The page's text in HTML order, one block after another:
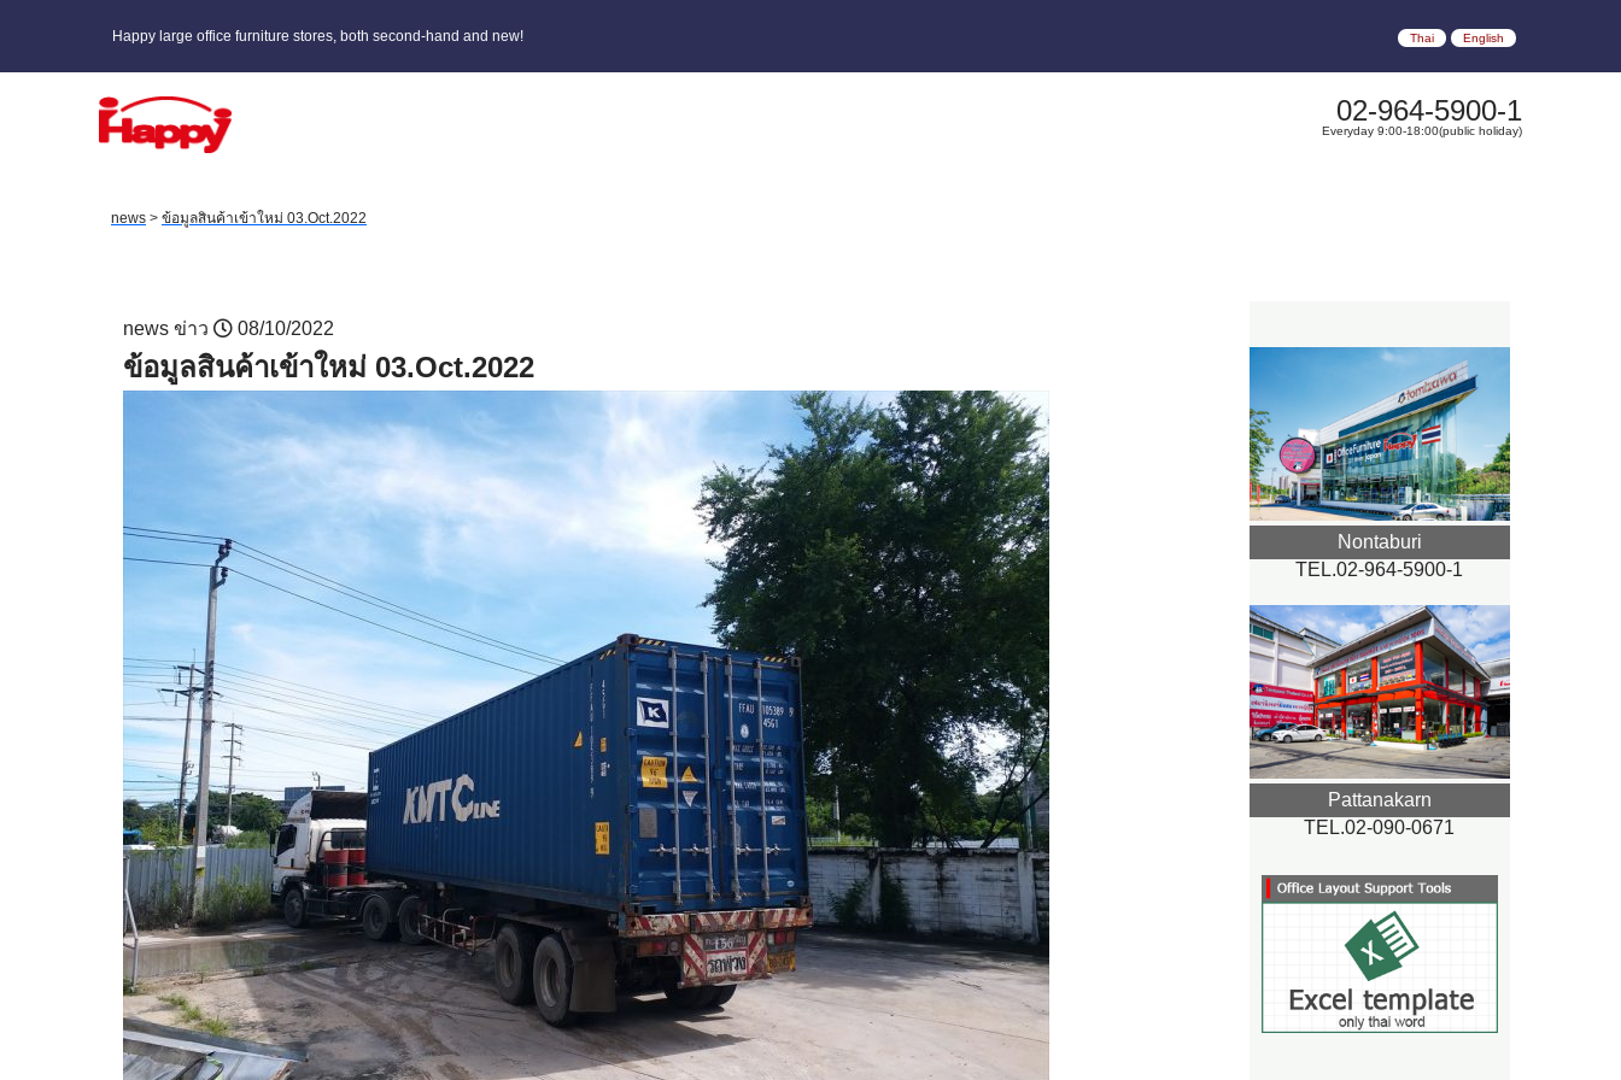
Happy large office furniture stores, both second-hand and new! Thai English
02-964-5900-1
Everyday 9:00-18:00(public holiday)
news > ข้อมูลสินค้าเข้าใหม่ 03.Oct.2022
news ข่าว 08/10/2022
ข้อมูลสินค้าเข้าใหม่ 03.Oct.2022
Nontaburi
TEL.02-964-5900-1
Pattanakarn
TEL.02-090-0671